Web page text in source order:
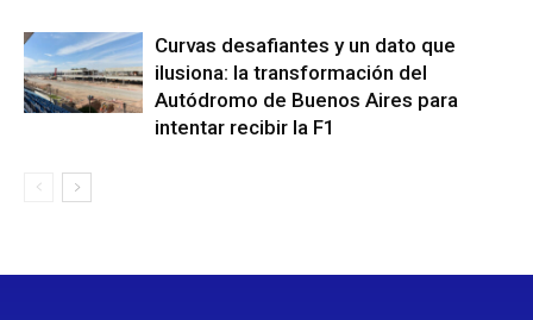
Curvas desafiantes y un dato que
ilusiona: la transformación del
Autódromo de Buenos Aires para
intentar recibir la F1